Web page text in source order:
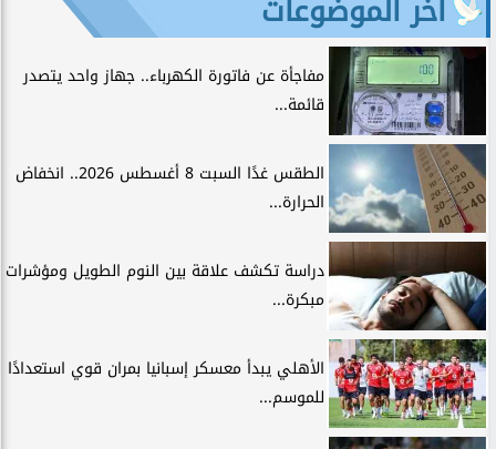
مفاجأة عن فاتورة الكهرباء.. جهاز واحد يتصدر
قائمة...
الطقس غدًا السبت 8 أغسطس 2026.. انخفاض
الحرارة...
دراسة تكشف علاقة بين النوم الطويل ومؤشرات
مبكرة...
الأهلي يبدأ معسكر إسبانيا بمران قوي استعدادًا
للموسم...